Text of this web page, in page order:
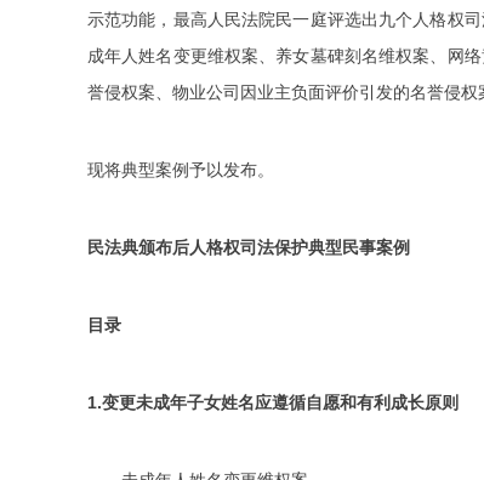
示范功能，最高人民法院民一庭评选出九个人格权
成年人姓名变更维权案、养女墓碑刻名维权案、网
誉侵权案、物业公司因业主负面评价引发的名誉侵
现将典型案例予以发布。
民法典颁布后人格权司法保护典型民事案例
目录
1.变更未成年子女姓名应遵循自愿和有利成长原则